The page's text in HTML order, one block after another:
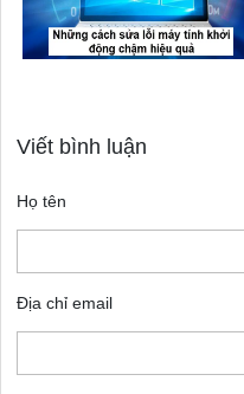
Viết bình luận
Họ tên
Địa chỉ email